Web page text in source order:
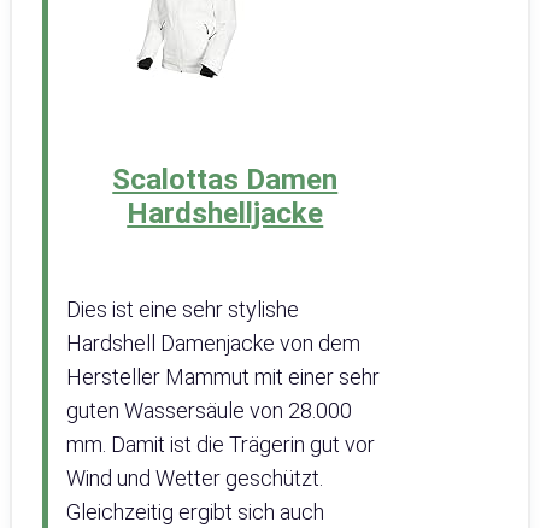
Scalottas Damen
Hardshelljacke
Dies ist eine sehr stylishe
Hardshell Damenjacke von dem
Hersteller Mammut mit einer sehr
guten Wassersäule von 28.000
mm. Damit ist die Trägerin gut vor
Wind und Wetter geschützt.
Gleichzeitig ergibt sich auch